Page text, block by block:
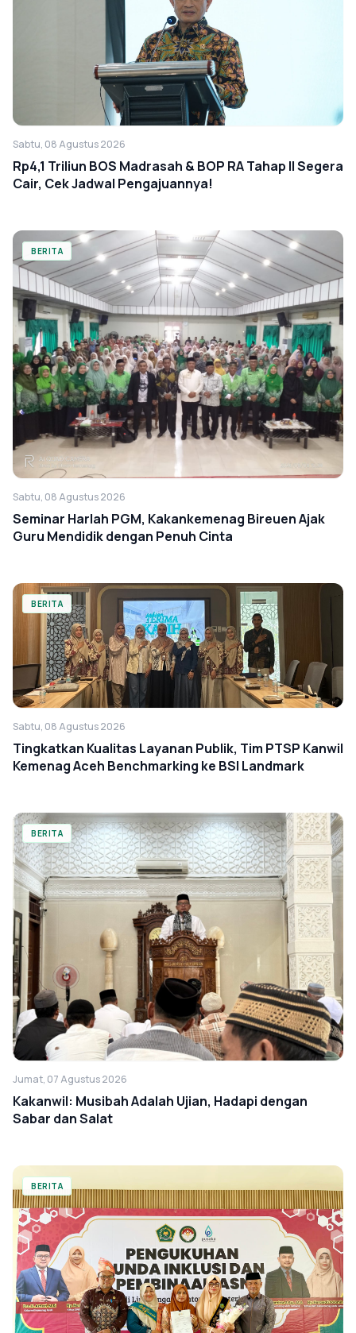
Sabtu, 08 Agustus 2026
Rp4,1 Triliun BOS Madrasah & BOP RA Tahap II Segera
Cair, Cek Jadwal Pengajuannya!
BERITA
Sabtu, 08 Agustus 2026
Seminar Harlah PGM, Kakankemenag Bireuen Ajak
Guru Mendidik dengan Penuh Cinta
BERITA
Sabtu, 08 Agustus 2026
Tingkatkan Kualitas Layanan Publik, Tim PTSP Kanwil
Kemenag Aceh Benchmarking ke BSI Landmark
BERITA
Jumat, 07 Agustus 2026
Kakanwil: Musibah Adalah Ujian, Hadapi dengan
Sabar dan Salat
BERITA